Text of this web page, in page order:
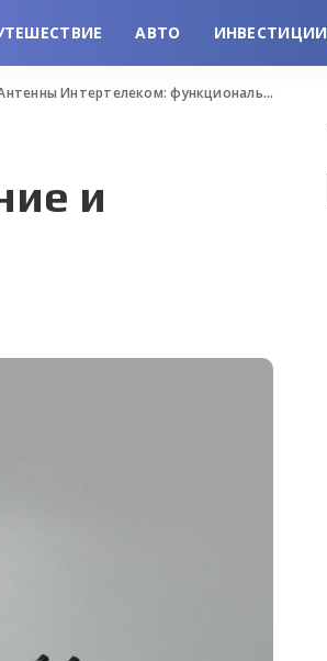
АВТО ИНВЕСТИЦИИ
Интертелеком: функциональное назначение и возможности
и